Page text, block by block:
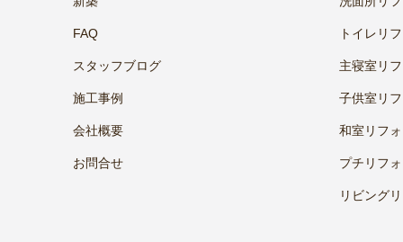
FAQ
スタッフブログ
施工事例
会社概要
お問合せ
トイレリ
主寝室リ
子供室リ
和室リフ
プチリフ
リビング